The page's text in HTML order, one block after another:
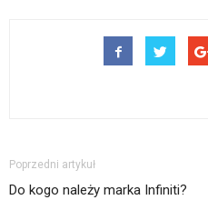
Poprzedni artykuł
Do kogo należy marka Infiniti?